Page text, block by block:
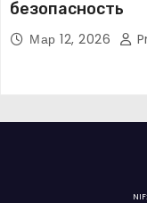
безопасность
Мар 12, 2026